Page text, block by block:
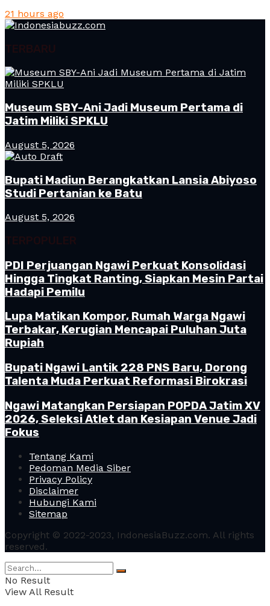
21 hours ago
TERBARU
Museum SBY-Ani Jadi Museum Pertama di
Jatim Miliki SPKLU
August 5, 2026
Bupati Madiun Berangkatkan Lansia Abiyoso
Studi Pertanian ke Batu
August 5, 2026
TERPOPULER
PDI Perjuangan Ngawi Perkuat Konsolidasi
Hingga Tingkat Ranting, Siapkan Mesin Partai
Hadapi Pemilu
Lupa Matikan Kompor, Rumah Warga Ngawi
Terbakar, Kerugian Mencapai Puluhan Juta
Rupiah
Bupati Ngawi Lantik 228 PNS Baru, Dorong
Talenta Muda Perkuat Reformasi Birokrasi
Ngawi Matangkan Persiapan POPDA Jatim XV
2026, Seleksi Atlet dan Kesiapan Venue Jadi
Fokus
Tentang Kami
Pedoman Media Siber
Privacy Policy
Disclaimer
Hubungi Kami
Sitemap
Copyright © 2022-2023, IndonesiaBuzz.com. All rights
reserved.
No Result
View All Result